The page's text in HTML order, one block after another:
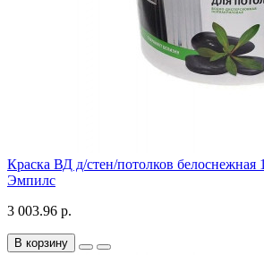
Краска ВД д/стен/потолков белоснежная
Эмпилс
3 003.96 р.
В корзину